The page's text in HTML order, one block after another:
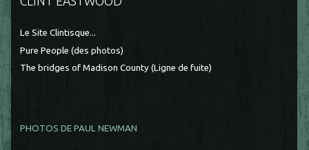
Le Site Clintisque...
Pure People (des photos)
The bridges of Madison County (Ligne de fuite)
PHOTOS DE PAUL NEWMAN